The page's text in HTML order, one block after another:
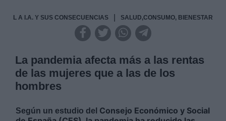
L A I.A. Y SUS CONSECUENCIAS SALUD,CONSUMO, BIENESTAR
La pandemia afecta más a las rentas
de las mujeres que a las de los
hombres
Según un estudio del Consejo Económico y Social